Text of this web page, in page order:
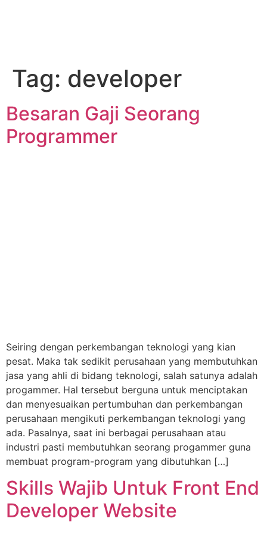
Tag: developer
Besaran Gaji Seorang
Programmer
Seiring dengan perkembangan teknologi yang kian
pesat. Maka tak sedikit perusahaan yang membutuhkan
jasa yang ahli di bidang teknologi, salah satunya adalah
progammer. Hal tersebut berguna untuk menciptakan
dan menyesuaikan pertumbuhan dan perkembangan
perusahaan mengikuti perkembangan teknologi yang
ada. Pasalnya, saat ini berbagai perusahaan atau
industri pasti membutuhkan seorang progammer guna
membuat program-program yang dibutuhkan […]
Skills Wajib Untuk Front End
Developer Website